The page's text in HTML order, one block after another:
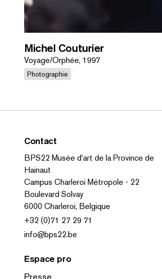
Michel Couturier
Voyage/Orphée, 1997
Photographie
Contact
BPS22 Musée d'art de la Province de
Hainaut
Campus Charleroi Métropole - 22
Boulevard Solvay
6000 Charleroi, Belgique
+32 (0)71 27 29 71
info@bps22.be
Espace pro